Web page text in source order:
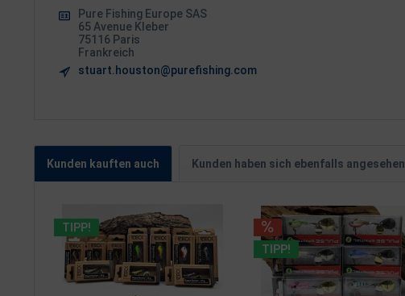
Pure Fishing Europe SAS
65 Avenue Kleber
75116 Paris
Frankreich
stuart.houston@purefishing.com
Kunden kauften auch Kunden haben sich ebenfalls angesehen
TIPP!
TIPP!